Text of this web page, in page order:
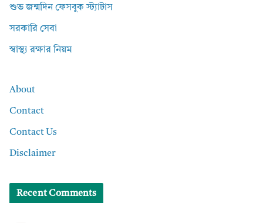
শুভ জন্মদিন ফেসবুক স্ট্যাটাস
সরকারি সেবা
স্বাস্থ্য রক্ষার নিয়ম
About
Contact
Contact Us
Disclaimer
Recent Comments